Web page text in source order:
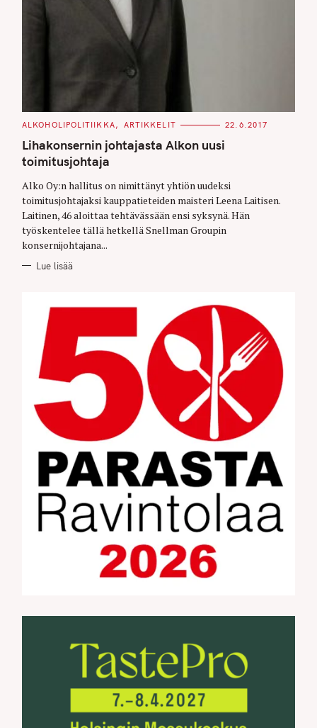
C
T
E
G
O
I
E
S
ALKOHOLIPOLITIIKKA ARTIKKELIT 22.6.2017
Lihakonsernin johtajasta Alkon uusi
toimitusjohtaja
Alko Oy:n hallitus on nimittänyt yhtiön uudeksi
toimitusjohtajaksi kauppatieteiden maisteri Leena Laitisen.
Laitinen, 46 aloittaa tehtävässään ensi syksynä. Hän
työskentelee tällä hetkellä Snellman Groupin
konsernijohtajana...
Lue lisää